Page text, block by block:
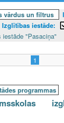
vārdus un filtrus
Izglītības iestāde:
"Pasaciņa"
1
programmas